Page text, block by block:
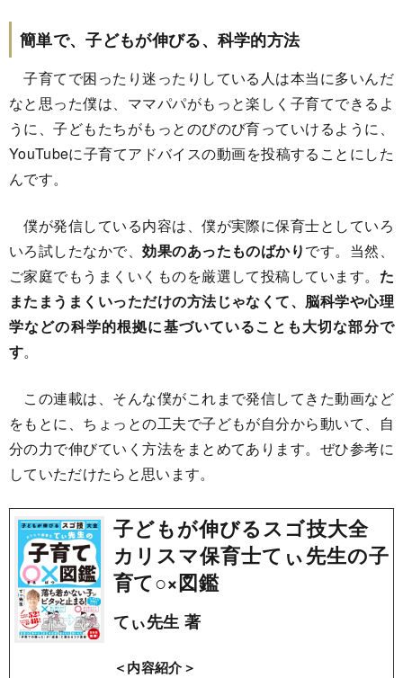
簡単で、子どもが伸びる、科学的方法
子育てで困ったり迷ったりしている人は本当に多いんだ
なと思った僕は、ママパパがもっと楽しく子育てできるよ
うに、子どもたちがもっとのびのび育っていけるように、
YouTubeに子育てアドバイスの動画を投稿することにした
んです。
僕が発信している内容は、僕が実際に保育士としていろ
いろ試したなかで、効果のあったものばかりです。当然、
ご家庭でもうまくいくものを厳選して投稿しています。 た
またまうまくいっただけの方法じゃなくて、脳科学や心理
学などの科学的根拠に基づいていることも大切な部分で
す。
この連載は、そんな僕がこれまで発信してきた動画など
をもとに、ちょっとの工夫で子どもが自分から動いて、自
分の力で伸びていく方法をまとめてあります。ぜひ参考に
していただけたらと思います。
子どもが伸びるスゴ技大全
カリスマ保育士てぃ先生の子
育て○×図鑑
てぃ先生 著
＜内容紹介＞